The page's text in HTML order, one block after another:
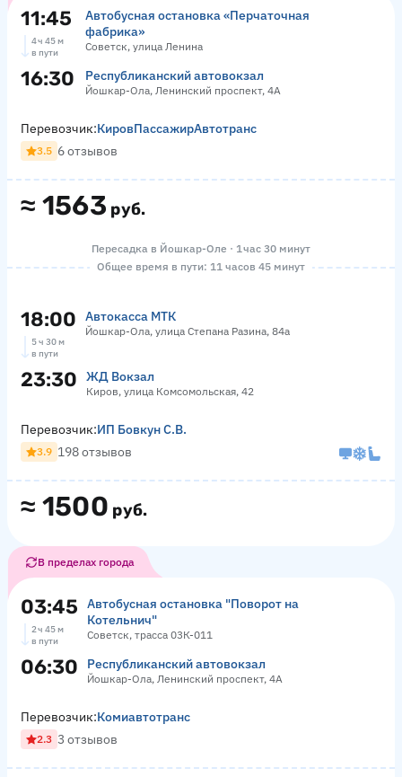
11:45
Автобусная остановка «Перчаточная
фабрика»
Советск, улица Ленина
4 ч 45 м
в пути
16:30 Республиканский автовокзал
Йошкар-Ола, Ленинский проспект, 4А
≈ 1563 руб.
Перевозчик:КировПассажирАвтотранс
3.5 6 отзывов
Пересадка в Йошкар-Оле · 1 час 30 минут
Общее время в пути: 11 часов 45 минут
18:00 Автокасса МТК
Йошкар-Ола, улица Степана Разина, 84а
5 ч 30 м
в пути
23:30 ЖД Вокзал
Киров, улица Комсомольская, 42
≈ 1500 руб.
Перевозчик:ИП Бовкун С.В.
3.9 198 отзывов
В пределах города
03:45
Автобусная остановка "Поворот на
Котельнич"
Советск, трасса 03К-011
2 ч 45 м
в пути
06:30 Республиканский автовокзал
Йошкар-Ола, Ленинский проспект, 4А
Перевозчик:Комиавтотранс
2.3 3 отзывов